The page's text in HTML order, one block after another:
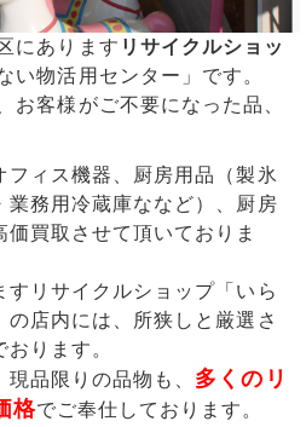
にあります リサイクルショッ
い物活用センター」です。
お客様がご不要になった品、
ィス機器、厨房用品（製氷
業務用冷蔵庫ななど）、厨房
買取させて頂いておりま
すリサイクルショップ「いら
店内には、所狭しと厳選さ
ります。
品限りの品物も、 多くのリ
格でご奉仕しております。